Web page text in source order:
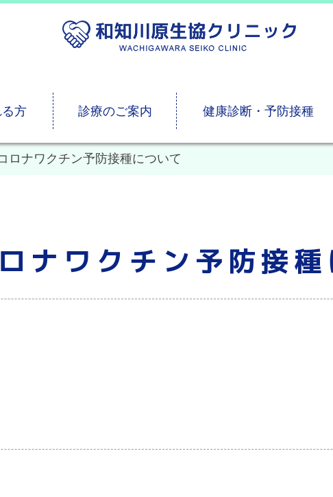
方 診療のご案内 健康診断・予防接種
ロナワクチン予防接種について
ナワクチン予防接種